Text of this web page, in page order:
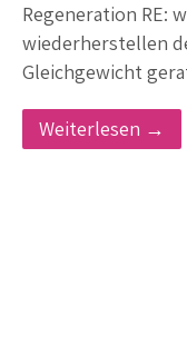
Regeneration RE:
wiederherstellen
Gleichgewicht
Weiterlesen →